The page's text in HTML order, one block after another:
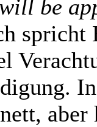
be
spricht